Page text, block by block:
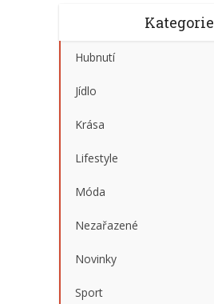
Kategorie
Hubnutí
Jídlo
Krása
Lifestyle
Móda
Nezařazené
Novinky
Sport